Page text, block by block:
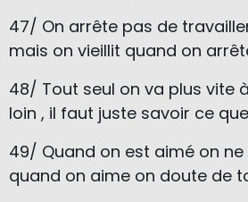
47/ On arrête pas de
mais on vieillit quand on
48/ Tout seul on va plus vite
loin , il faut juste savoir ce
49/ Quand on est aimé on
quand on aime on doute de